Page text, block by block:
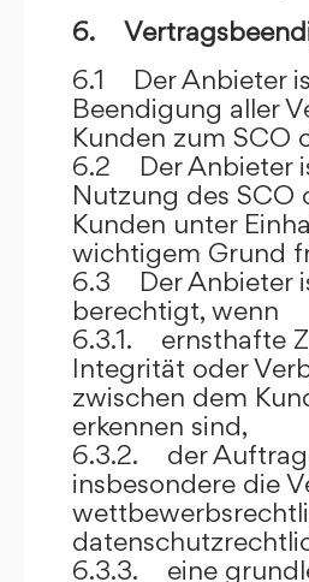
6.
6.1 Der Anbieter
Beendigung aller
Kunden zum SCO
6.2 Der Anbieter
Nutzung des SCO
Kunden unter
wichtigem Grund
6.3 Der Anbieter
berechtigt, wenn
6.3.1. ernsthafte
Integrität oder
zwischen dem
erkennen sind,
6.3.2. der
insbesondere die
6.3.3. eine